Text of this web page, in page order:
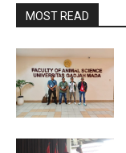
MOST READ